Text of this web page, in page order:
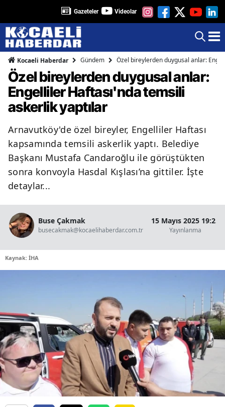
Gazeteler Videolar
Kocaeli Haberdar Gündem Özel bireylerden duygusal anlar:
Özel bireylerden duygusal anlar:
Engelliler Haftası'nda temsili
askerlik yaptılar
Arnavutköy'de özel bireyler, Engelliler Haftası
kapsamında temsili askerlik yaptı. Belediye
Başkanı Mustafa Candaroğlu ile görüştükten
sonra konvoyla Hasdal Kışlası’na gittiler. İşte
detaylar...
Buse Çakmak
busecakmak@kocaelihaberdar.com.tr
15 Mayıs 2025 19:25
Yayınlanma
Kaynak: İHA